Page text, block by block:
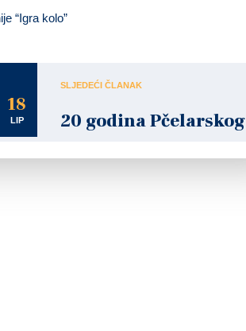
“Igra kolo”
18
LIP
SLJEDEĆI ČLANAK
20 godina Pčelarskog